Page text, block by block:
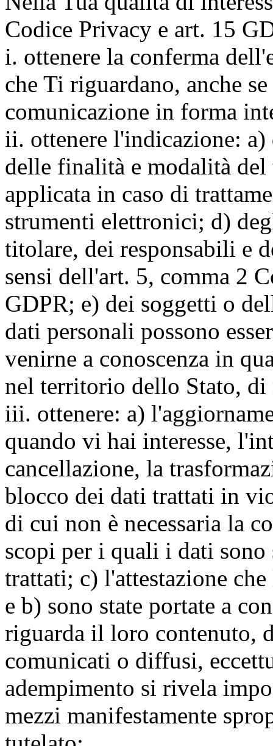
Codice Privacy e art. 15
i. ottenere la conferma
che Ti riguardano, anche
comunicazione in forma
ii. ottenere l'indicazione:
delle finalità e modalità
applicata in caso di
strumenti elettronici; d)
titolare, dei responsabili e
sensi dell'art. 5, comma 2
GDPR; e) dei soggetti o
dati personali possono
venirne a conoscenza in
nel territorio dello Stato,
iii. ottenere: a)
quando vi hai interesse,
cancellazione, la
blocco dei dati trattati in
di cui non è necessaria la
scopi per i quali i dati sono
trattati; c) l'attestazione
e b) sono state portate a
riguarda il loro contenuto,
comunicati o diffusi,
adempimento si rivela
mezzi manifestamente